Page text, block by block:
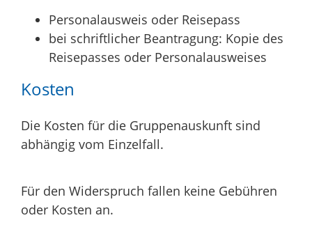
Personalausweis oder Reisepass
bei schriftlicher Beantragung: Kopie des
Reisepasses oder Personalausweises
Kosten
Die Kosten für die Gruppenauskunft sind
abhängig vom Einzelfall.
Für den Widerspruch fallen keine Gebühren
oder Kosten an.